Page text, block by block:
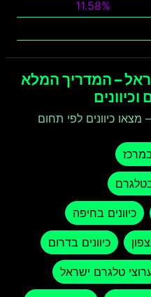
11.58%
– המדריך המלא
כיוונים לפי תחום
במרכז
בטלגרם
כיוונים בחיפה
כיוונים בדרום
טלגרם ישראל